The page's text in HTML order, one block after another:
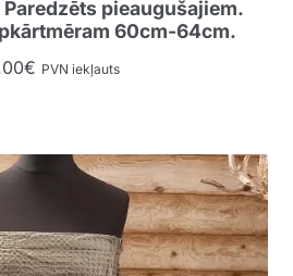
pieaugušajiem.
60cm-64cm.
€ PVN iekļauts